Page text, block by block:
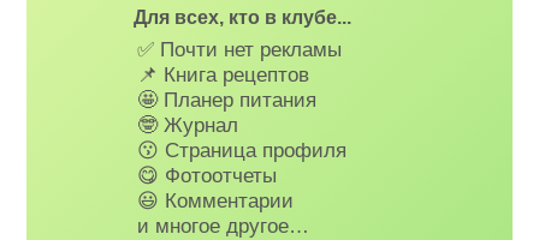
Для всех, кто в клубе...
✅ Почти нет рекламы
📌 Книга рецептов
🤩 Планер питания
🤓 Журнал
😗 Страница профиля
😋 Фотоотчеты
😃 Комментарии
и многое другое…